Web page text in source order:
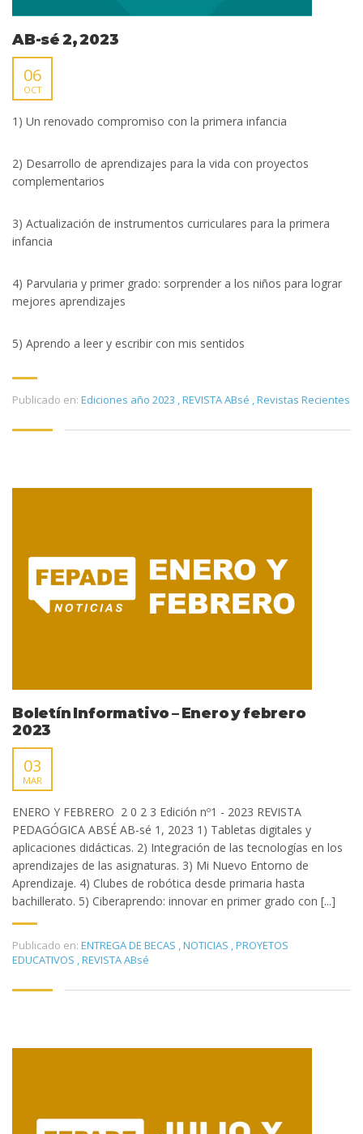
AB-sé 2, 2023
06
OCT
1) Un renovado compromiso con la primera infancia
2) Desarrollo de aprendizajes para la vida con proyectos
complementarios
3) Actualización de instrumentos curriculares para la primera
infancia
4) Parvularia y primer grado: sorprender a los niños para lograr
mejores aprendizajes
5) Aprendo a leer y escribir con mis sentidos
Publicado en: Ediciones año 2023 ,REVISTA ABsé ,Revistas Recientes
Boletín Informativo – Enero y febrero
2023
03
MAR
ENERO Y FEBRERO 2 0 2 3 Edición nº1 - 2023 REVISTA
PEDAGÓGICA ABSÉ AB-sé 1, 2023 1) Tabletas digitales y
aplicaciones didácticas. 2) Integración de las tecnologías en los
aprendizajes de las asignaturas. 3) Mi Nuevo Entorno de
Aprendizaje. 4) Clubes de robótica desde primaria hasta
bachillerato. 5) Ciberaprendo: innovar en primer grado con [...]
Publicado en: ENTREGA DE BECAS NOTICIAS PROYETOS
EDUCATIVOS REVISTA ABsé